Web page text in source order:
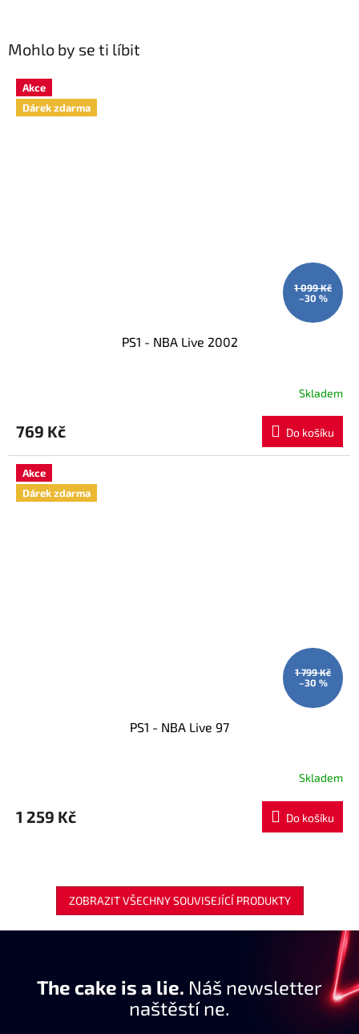
Mohlo by se ti líbit
Akce
Dárek zdarma
1 099 Kč
–30 %
PS1 - NBA Live 2002
Skladem
769 Kč Do košíku
Akce
Dárek zdarma
1 799 Kč
–30 %
PS1 - NBA Live 97
Skladem
1 259 Kč Do košíku
ZOBRAZIT VŠECHNY SOUVISEJÍCÍ PRODUKTY
The cake is a lie. Náš newsletter
naštěstí ne.